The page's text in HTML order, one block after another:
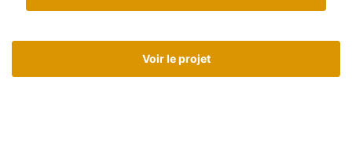
Voir le projet